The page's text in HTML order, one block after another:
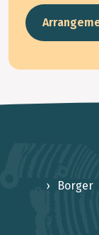
Borger